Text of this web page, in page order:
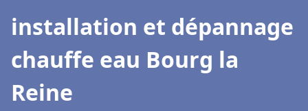
installation et dépannage
chauffe eau Bourg la
Reine